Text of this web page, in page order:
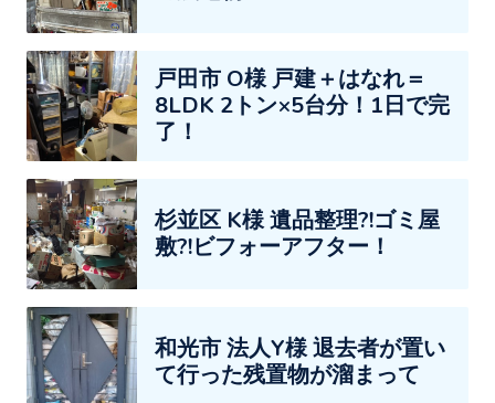
戸田市 O様 戸建＋はなれ＝
8LDK 2トン×5台分！1日で完
了！
杉並区 K様 遺品整理?!ゴミ屋
敷?!ビフォーアフター！
和光市 法人Y様 退去者が置い
て行った残置物が溜まって